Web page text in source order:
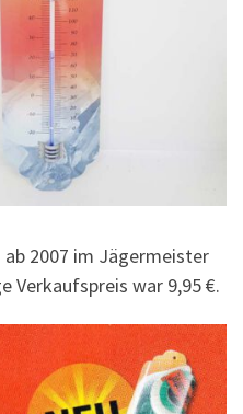
2007 im Jägermeister
Verkaufspreis war 9,95 €.